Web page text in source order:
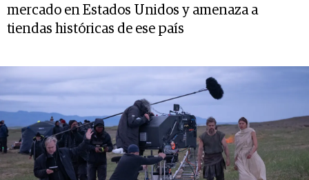
mercado en Estados Unidos y amenaza a
tiendas históricas de ese país